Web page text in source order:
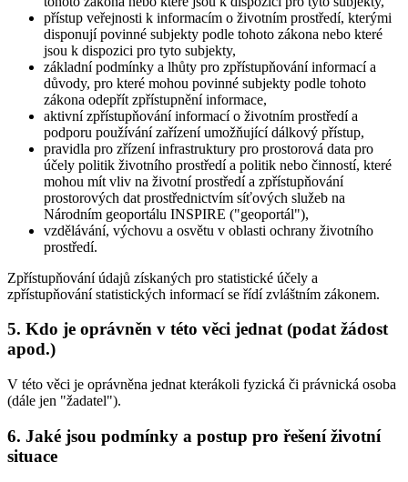
přístup veřejnosti k informacím o životním prostředí, kterými
disponují povinné subjekty podle tohoto zákona nebo které
jsou k dispozici pro tyto subjekty,
základní podmínky a lhůty pro zpřístupňování informací a
důvody, pro které mohou povinné subjekty podle tohoto
zákona odepřít zpřístupnění informace,
aktivní zpřístupňování informací o životním prostředí a
podporu používání zařízení umožňující dálkový přístup,
pravidla pro zřízení infrastruktury pro prostorová data pro
účely politik životního prostředí a politik nebo činností, které
mohou mít vliv na životní prostředí a zpřístupňování
prostorových dat prostřednictvím síťových služeb na
Národním geoportálu INSPIRE ("geoportál"),
vzdělávání, výchovu a osvětu v oblasti ochrany životního
prostředí.
Zpřístupňování údajů získaných pro statistické účely a
zpřístupňování statistických informací se řídí zvláštním zákonem.
5. Kdo je oprávněn v této věci jednat (podat žádost
apod.)
V této věci je oprávněna jednat kterákoli fyzická či právnická osoba
(dále jen "žadatel").
6. Jaké jsou podmínky a postup pro řešení životní
situace